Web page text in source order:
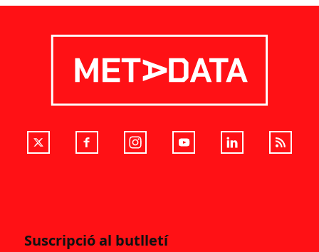
Suscripció al butlletí